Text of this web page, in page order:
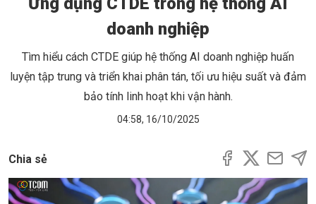
doanh nghiệp
Tìm hiểu cách CTDE giúp hệ thống AI doanh nghiệp huấn
luyện tập trung và triển khai phân tán, tối ưu hiệu suất và đảm
bảo tính linh hoạt khi vận hành.
04:58, 16/10/2025
Chia sẻ